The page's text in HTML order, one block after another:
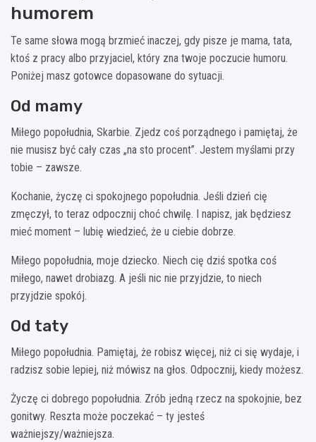
humorem
Te same słowa mogą brzmieć inaczej, gdy pisze je mama, tata,
ktoś z pracy albo przyjaciel, który zna twoje poczucie humoru.
Poniżej masz gotowce dopasowane do sytuacji.
Od mamy
Miłego popołudnia, Skarbie. Zjedz coś porządnego i pamiętaj, że
nie musisz być cały czas „na sto procent”. Jestem myślami przy
tobie – zawsze.
Kochanie, życzę ci spokojnego popołudnia. Jeśli dzień cię
zmęczył, to teraz odpocznij choć chwilę. I napisz, jak będziesz
mieć moment – lubię wiedzieć, że u ciebie dobrze.
Miłego popołudnia, moje dziecko. Niech cię dziś spotka coś
miłego, nawet drobiazg. A jeśli nic nie przyjdzie, to niech
przyjdzie spokój.
Od taty
Miłego popołudnia. Pamiętaj, że robisz więcej, niż ci się wydaje, i
radzisz sobie lepiej, niż mówisz na głos. Odpocznij, kiedy możesz.
Życzę ci dobrego popołudnia. Zrób jedną rzecz na spokojnie, bez
gonitwy. Reszta może poczekać – ty jesteś
ważniejszy/ważniejsza.